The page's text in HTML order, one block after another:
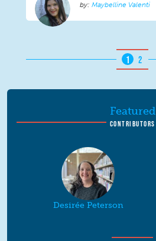
Maybelline Valenti
1 2
Featured
CONTRIBUTORS
Desirée Peterson